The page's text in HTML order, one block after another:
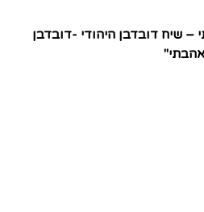
– שיח דובדבן היהודי -דובדבן